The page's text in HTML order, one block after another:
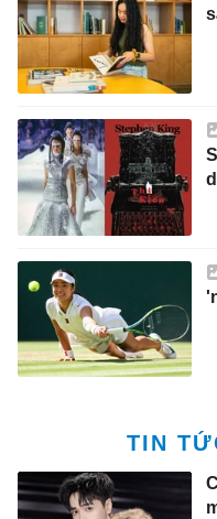
TIN